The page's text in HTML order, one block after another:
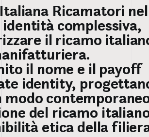
Ricamatori
complessiva,
il ricamo
il nome e il payoff
identity,
modo
del ricamo
etica della